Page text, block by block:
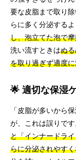
要な皮脂まで取り
らに多く分泌するよ
し、泡立てた泡で
洗い流すときはぬ
を取り過ぎず適度
🌟 適切な保湿
「皮脂が多いから
が、これは誤りです
と「インナードラ
らに分泌されやす